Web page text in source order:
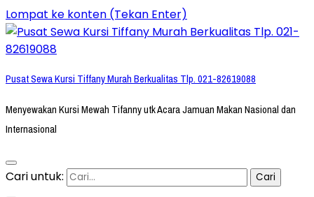
Lompat ke konten (Tekan Enter)
Pusat Sewa Kursi Tiffany Murah Berkualitas Tlp. 021-82619088
Menyewakan Kursi Mewah Tifanny utk Acara Jamuan Makan Nasional dan
Internasional
Cari untuk: